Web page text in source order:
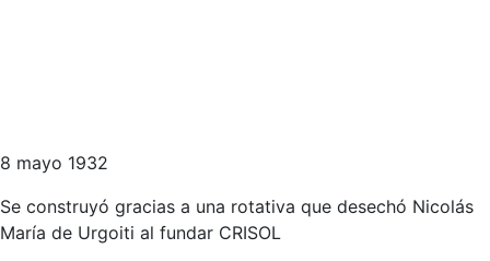
8 mayo 1932
Se construyó gracias a una rotativa que desechó Nicolás
María de Urgoiti al fundar CRISOL